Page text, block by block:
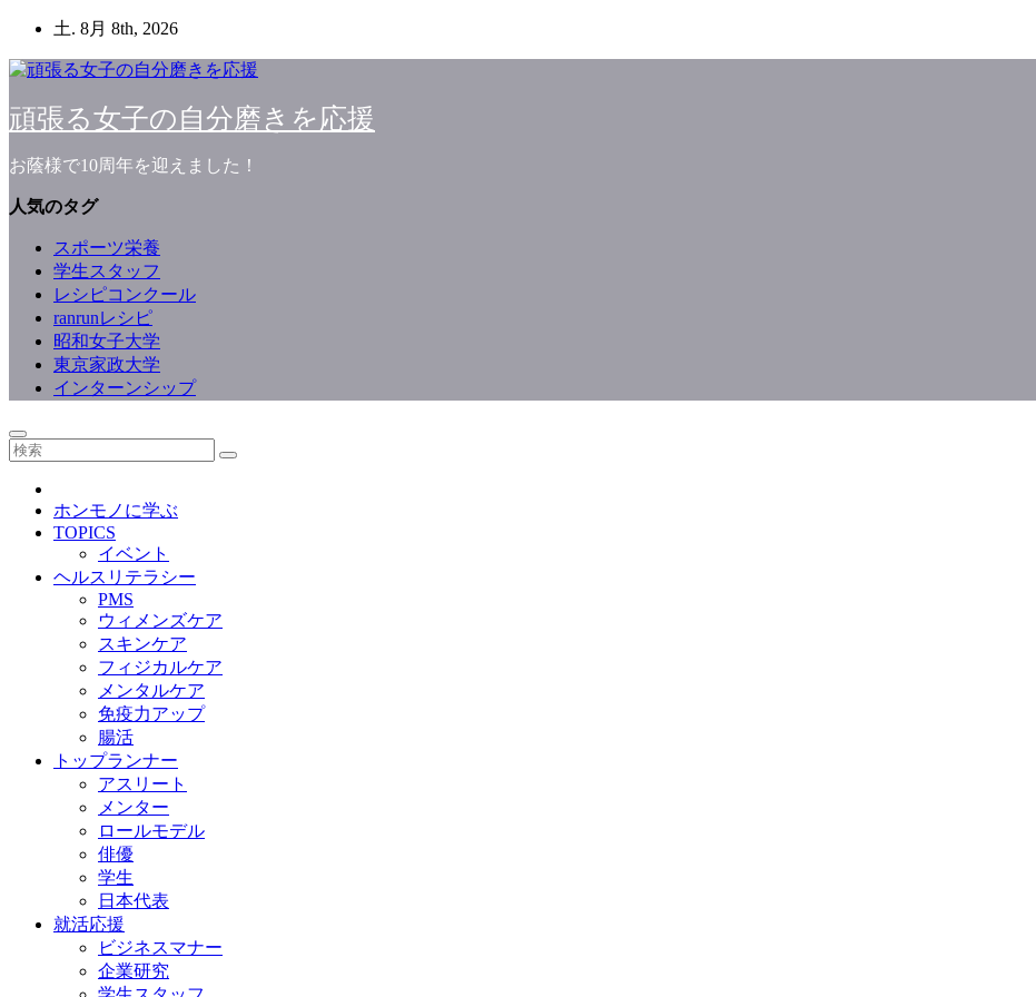
テ
ツ
ス
ッ
土. 8月 8th, 2026
頑張る女子の自分磨きを応援
お蔭様で10周年を迎えました！
人気のタグ
スポーツ栄養
学生スタッフ
レシピコンクール
ranrunレシピ
昭和女子大学
東京家政大学
インターンシップ
ホンモノに学ぶ
TOPICS
イベント
ヘルスリテラシー
PMS
ウィメンズケア
スキンケア
フィジカルケア
メンタルケア
免疫力アップ
腸活
トップランナー
アスリート
メンター
ロールモデル
俳優
学生
日本代表
就活応援
ビジネスマナー
企業研究